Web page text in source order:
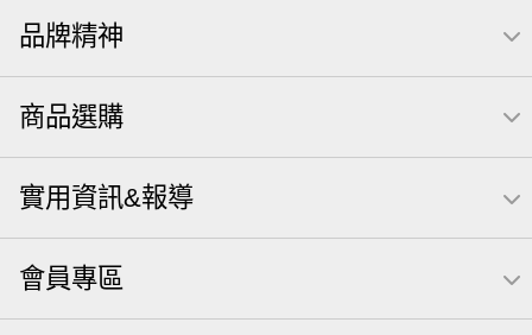
品牌精神
商品選購
實用資訊&報導
會員專區